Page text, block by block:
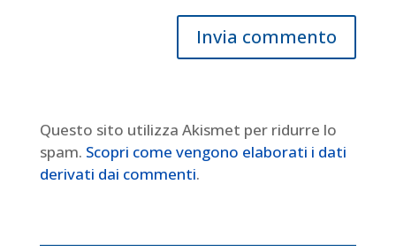
Questo sito utilizza Akismet per ridurre lo
spam. Scopri come vengono elaborati i dati
derivati dai commenti.